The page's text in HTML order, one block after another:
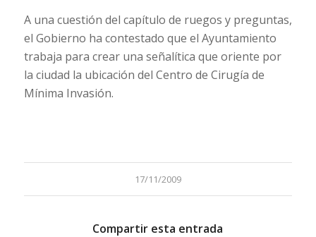
A una cuestión del capítulo de ruegos y preguntas,
el Gobierno ha contestado que el Ayuntamiento
trabaja para crear una señalítica que oriente por
la ciudad la ubicación del Centro de Cirugía de
Mínima Invasión.
17/11/2009
Compartir esta entrada